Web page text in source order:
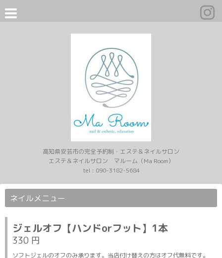
高知県安芸市の完全予約制・エステ＆ネイルサロン
エステ＆ネイルサロン マルーム（Ma Room）
tel : 090-3182-5684
ネイルメニュー
ジェルオフ【ハンドorフット】1本
330 円
ソフトジェルのオフのみ承ります。当店付け替えの方はオフ代無料です。